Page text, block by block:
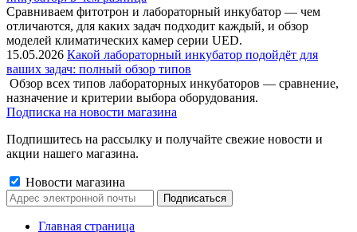
Сравниваем фитотрон и лабораторный инкубатор — чем
отличаются, для каких задач подходит каждый, и обзор
моделей климатических камер серии UED.
15.05.2026 Какой лабораторный инкубатор подойдёт для
ваших задач: полный обзор типов
Обзор всех типов лабораторных инкубаторов — сравнение,
назначение и критерии выбора оборудования.
Подписка на новости магазина
Подпишитесь на рассылку и получайте свежие новости и
акции нашего магазина.
Новости магазина
Главная страница